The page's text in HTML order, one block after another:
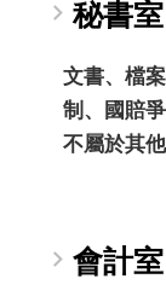
秘書室
文書、檔
制、國賠
不屬於其
會計室